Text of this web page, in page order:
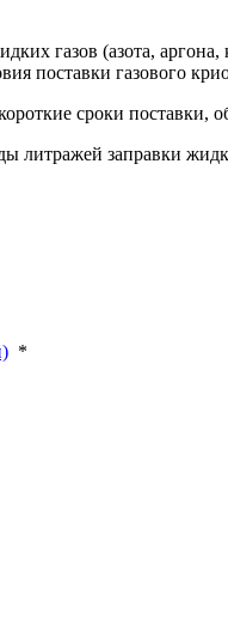
газов (азота,
поставки газового
сроки поставки,
литражей заправки
*